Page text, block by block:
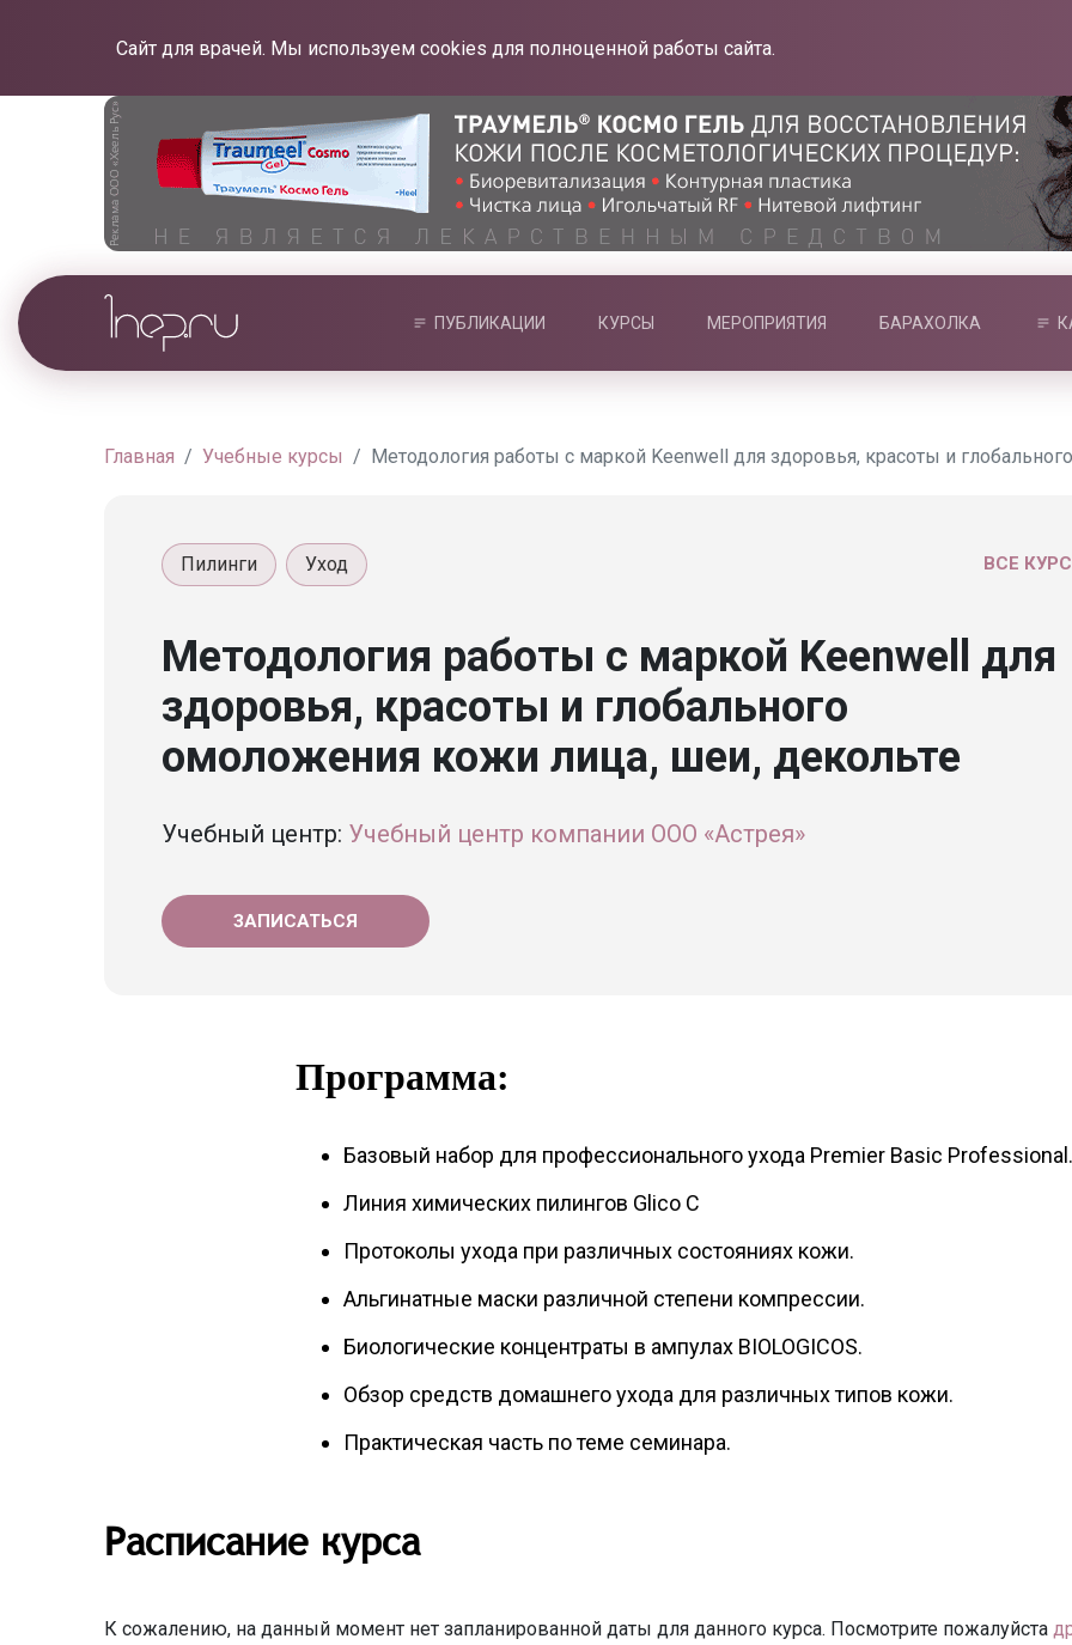
Сайт для врачей. Мы используем cookies для полноценной работы сайта.
ПУБЛИКАЦИИ КУРСЫ МЕРОПРИЯТИЯ БАРАХОЛКА
Главная Учебные курсы Методология работы с маркой Keenwell для здоровья, красоты и
ВСЕ
Пилинги Уход
Методология работы с маркой Keenwell для
здоровья, красоты и глобального
омоложения кожи лица, шеи, декольте
Учебный центр: Учебный центр компании ООО «Астрея»
ЗАПИСАТЬСЯ
Программа:
Базовый набор для профессионального ухода Premier Basic Professional.
Линия химических пилингов Glico C
Протоколы ухода при различных состояниях кожи.
Альгинатные маски различной степени компрессии.
Биологические концентраты в ампулах BIOLOGICOS.
Обзор средств домашнего ухода для различных типов кожи.
Практическая часть по теме семинара.
Расписание курса
К сожалению, на данный момент нет запланированной даты для данного курса. Посмотрите пожалуйста